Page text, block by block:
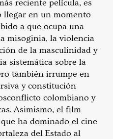
reciente película, es
llegar en un momento
a que ocupa una
misoginia, la violencia
de la masculinidad y
sistemática sobre la
también irrumpe en
y constitución
colombiano y
Asimismo, el film
ha dominado el cine
del Estado al